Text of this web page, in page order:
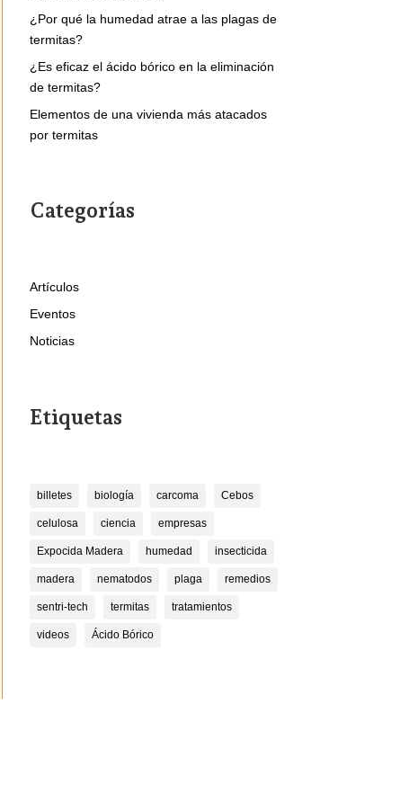
¿Por qué la humedad atrae a las plagas de
termitas?
¿Es eficaz el ácido bórico en la eliminación
de termitas?
Elementos de una vivienda más atacados
por termitas
Categorías
Artículos
Eventos
Noticias
Etiquetas
billetes biología carcoma Cebos
celulosa ciencia empresas
Expocida Madera humedad insecticida
madera nematodos plaga remedios
sentri-tech termitas tratamientos
videos Ácido Bórico